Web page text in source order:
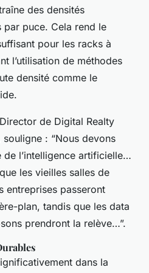
des densités
par puce. Cela rend le
pour les racks à
l’utilisation de méthodes
densité comme le
de Digital Realty
: “Nous devons
l’intelligence artificielle…
les vieilles salles de
entreprises passeront
plan, tandis que les data
prendront la relève…”.
dans la